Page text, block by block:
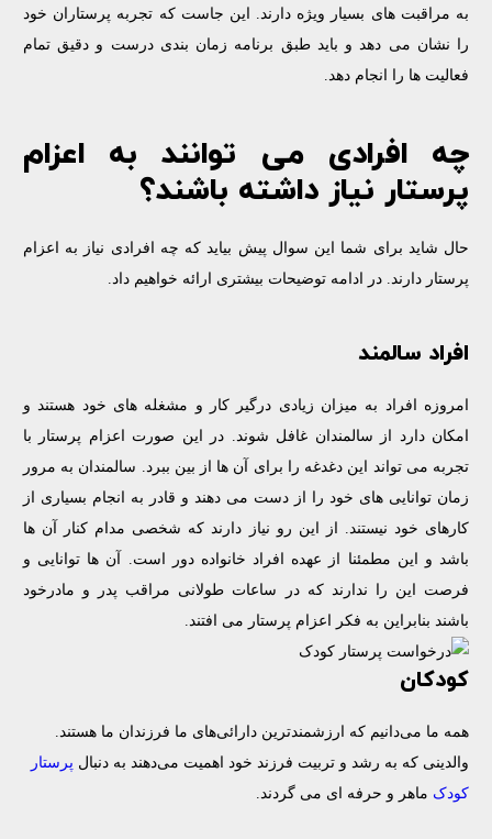
به مراقبت های بسیار ویژه دارند. این جاست که تجربه پرستاران خود
را نشان می دهد و باید طبق برنامه زمان بندی درست و دقیق تمام
فعالیت ها را انجام دهد.
چه افرادی می توانند به اعزام
پرستار نیاز داشته باشند؟
حال شاید برای شما این سوال پیش بیاید که چه افرادی نیاز به اعزام
پرستار دارند‌. در ادامه توضیحات بیشتری ارائه خواهیم داد.
افراد سالمند
امروزه افراد به میزان زیادی درگیر کار و مشغله های خود هستند و
امکان دارد از سالمندان غافل شوند‌. در این صورت اعزام پرستار با
تجربه می تواند این دغدغه را برای آن ها از بین ببرد. سالمندان به مرور
زمان توانایی های خود را از دست می دهند و قادر به انجام بسیاری از
کارهای خود نیستند‌. از این رو نیاز دارند که شخصی مدام کنار آن ها
باشد و این مطمئنا از عهده افراد خانواده دور است. آن ها توانایی و
فرصت این را ندارند که در ساعات طولانی مراقب پدر و مادرخود
باشند بنابراین به فکر اعزام پرستار می افتند‌.
کودکان
همه ما می‌دانیم که ارزشمندترین دارائی‌های ما فرزندان ما هستند.
والدینی که به رشد و تربیت فرزند خود اهمیت می‌دهند به دنبال پرستار
کودک ماهر و حرفه ای می گردند.